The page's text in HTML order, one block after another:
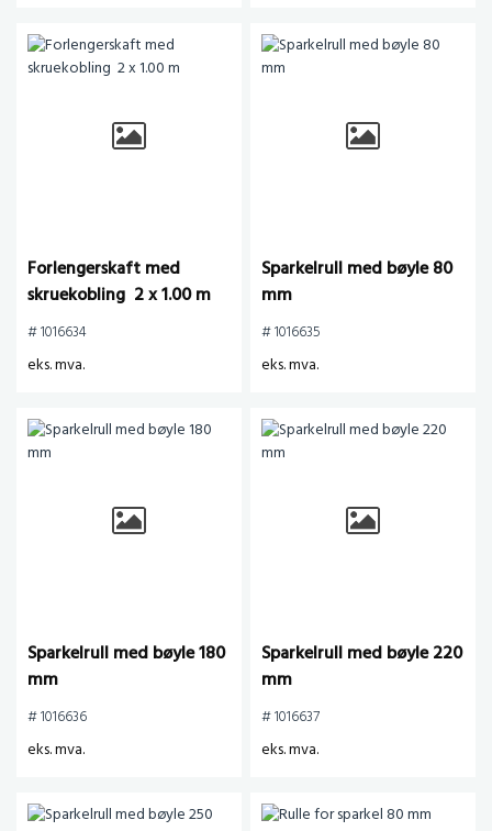
Forlengerskaft med
skruekobling 2 x 1.00 m
# 1016634
eks. mva.
Sparkelrull med bøyle 80
mm
# 1016635
eks. mva.
Sparkelrull med bøyle 180
mm
# 1016636
eks. mva.
Sparkelrull med bøyle 220
mm
# 1016637
eks. mva.